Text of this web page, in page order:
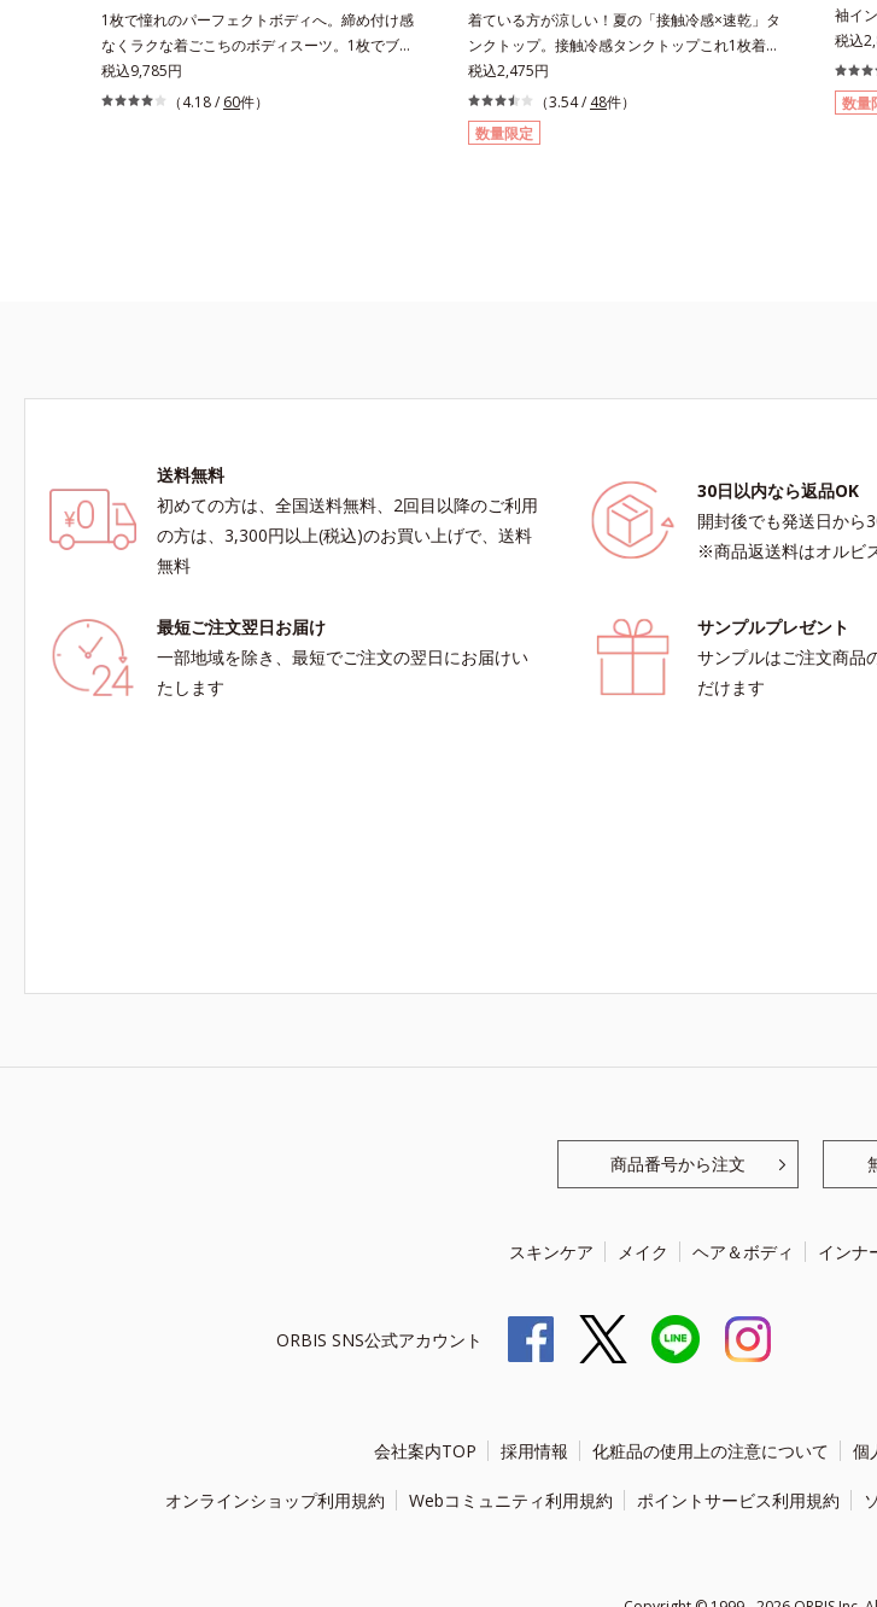
1枚で憧れのパーフェクトボディへ。締め付け感
なくラクな着ごこちのボディスーツ。1枚でブ
ラ、シェイパー、ガードルの3役を果たすボディ
スーツ。重ね着したときのごろつきがなく、すっ
スーツだからこそ。通気性にすぐれた素材なの
税込9,785円
（4.18 / 60件）
着ている方が涼しい！夏の「接触冷感×速乾」タ
ンクトップ。接触冷感タンクトップこれ1枚着て
いる方が、断然涼しくなる！「接触冷感×速乾」
インナーです。タンクトップは背中が高めのハイ
バック設計。汗対策万全の定番アイテムです。消
臭ワキ汗止め付き薄型で「片面撥水加工」のワキ
税込2,475円
（3.54 / 48件）
数量限定
袖イ
いる
イン
きで
臭ワ
税込
数量
送料無料
初めての方は、全国送料無料、2回目以降のご利用
の方は、3,300円以上(税込)のお買い上げで、送料
無料
30日以内なら返品OK
開封後でも発送日から
※商品返送料はオルビ
最短ご注文翌日お届け
一部地域を除き、最短でご注文の翌日にお届けい
たします
サンプルプレゼント
サンプルはご注文商品
だけます
商品番号から注文
スキンケア メイク ヘア＆ボディ インナ
ORBIS SNS公式アカウント
会社案内TOP 採用情報 化粧品の使用上の注意について 個
オンラインショップ利用規約 Webコミュニティ利用規約 ポイントサービス利用規約